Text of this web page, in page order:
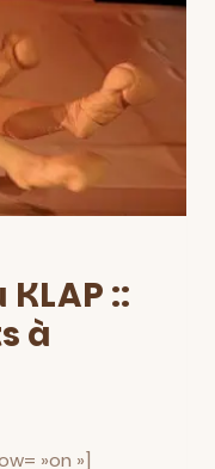
::
à
»on »]